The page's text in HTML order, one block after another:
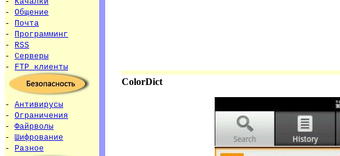
- Общение
- Почта
- Программинг
- RSS
- Серверы
- FTP клиенты
- Антивирусы
- Ограничения
- Файрволы
- Шифрование
- Разное
ColorDict